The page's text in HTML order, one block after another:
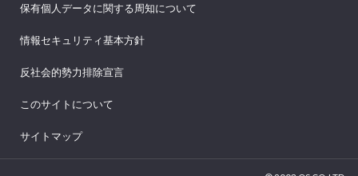
保有個人データに関する周知について
情報セキュリティ基本方針
反社会的勢力排除宣言
このサイトについて
サイトマップ